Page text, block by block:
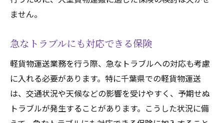
ません。
急なトラブルにも対応できる保険
軽貨物運送業務を行う際、急なトラブルへの対応も考慮
に入れる必要があります。特に千葉県での軽貨物運送
は、交通状況や天候などの影響を受けやすく、予期せぬ
トラブルが発生することがあります。こうした状況に備